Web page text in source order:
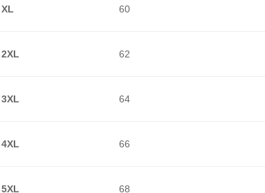
XL 60
2XL 62
3XL 64
4XL 66
5XL 68